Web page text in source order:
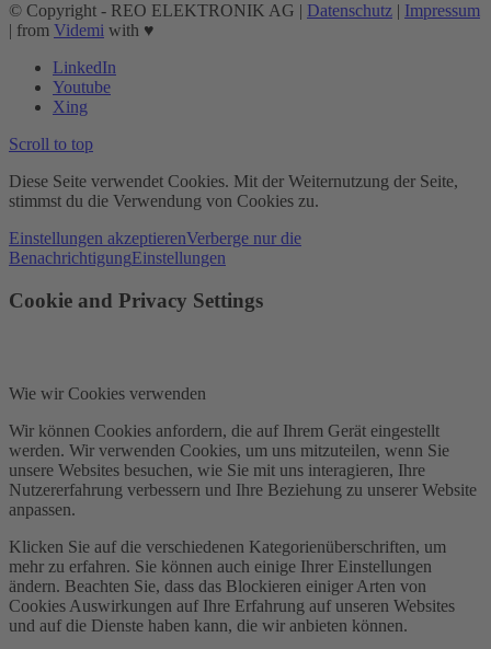
© Copyright - REO ELEKTRONIK AG | Datenschutz | Impressum
| from Videmi with ♥︎
LinkedIn
Youtube
Xing
Scroll to top
Diese Seite verwendet Cookies. Mit der Weiternutzung der Seite,
stimmst du die Verwendung von Cookies zu.
Einstellungen akzeptierenVerberge nur die
BenachrichtigungEinstellungen
Cookie and Privacy Settings
Wie wir Cookies verwenden
Wir können Cookies anfordern, die auf Ihrem Gerät eingestellt
werden. Wir verwenden Cookies, um uns mitzuteilen, wenn Sie
unsere Websites besuchen, wie Sie mit uns interagieren, Ihre
Nutzererfahrung verbessern und Ihre Beziehung zu unserer Website
anpassen.
Klicken Sie auf die verschiedenen Kategorienüberschriften, um
mehr zu erfahren. Sie können auch einige Ihrer Einstellungen
ändern. Beachten Sie, dass das Blockieren einiger Arten von
Cookies Auswirkungen auf Ihre Erfahrung auf unseren Websites
und auf die Dienste haben kann, die wir anbieten können.